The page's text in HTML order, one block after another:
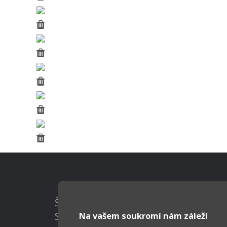
Na vašem soukromí nám záleží
Škola Online
Strava.cz